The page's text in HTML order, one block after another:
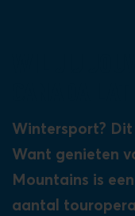
Wintersport?
Want genieten
Mountains is
aantal